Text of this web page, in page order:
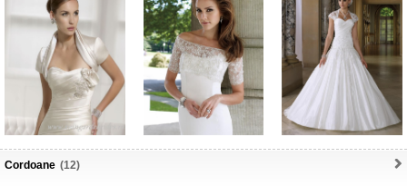
Cordoane (12)